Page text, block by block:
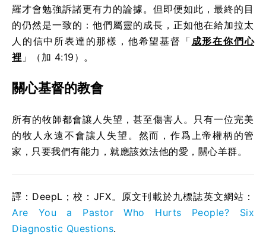
羅才會勉強訴諸更有力的論據。但即便如此，最終的目
的仍然是一致的：他們屬靈的成長，正如他在給加拉太
人的信中所表達的那樣，他希望基督「 成形在你們心
裡 」（加 4:19）。
關心基督的教會
所有的牧師都會讓人失望，甚至傷害人。只有一位完美
的牧人永遠不會讓人失望。然而，作爲上帝權柄的管
家，只要我們有能力，就應該效法他的愛，關心羊群。
譯：DeepL；校：JFX。原文刊載於九標誌英文網站：
Are You a Pastor Who Hurts People? Six
Diagnostic Questions.